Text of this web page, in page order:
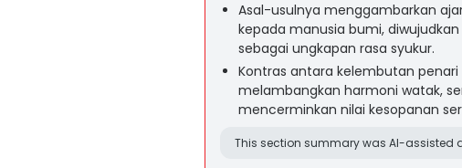
Asal-usulnya menggambarkan
kepada manusia bumi,
sebagai ungkapan rasa syukur.
Kontras antara kelembutan
melambangkan harmoni watak,
mencerminkan nilai kesopanan
This section summary was AI-assisted